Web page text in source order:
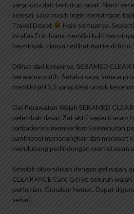
yang lucu dan tertutup rapat. Nanti
selesai, saya masih ingin menyimpan
Travel Depot
Halo semuanya.
ini alias Erin Ivana memiliki kulit
berminyak. Hanya terlihat matte di foto.
Dilihat dari kotaknya, SEBAMED CLEAR
berwarna putih. Setahu saya, semua
memiliki pH 5,5 yang ideal untuk
Gel Perawatan Wajah SEBAMED
pelembab dasar. Zat aktif seperti asam
barbadensis memberikan kelembutan
panthenol menenangkan dan merawat
mendukung perlindungan mantel asam
Setelah dibersihkan dengan gel wajah,
CLEAR FACE Care Gel ke seluruh
perhatian. Gunakan hemat. Dapat
sehari.